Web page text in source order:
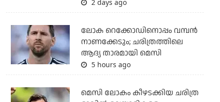
2 days ago
ലോക റെക്കോഡിനൊപ്പം വമ്പൻ
നാണക്കേടും; ചരിത്രത്തിലെ
ആദ്യ താരമായി മെസി
5 hours ago
മെസി ലോകം കീഴടക്കിയ ചരിത്ര